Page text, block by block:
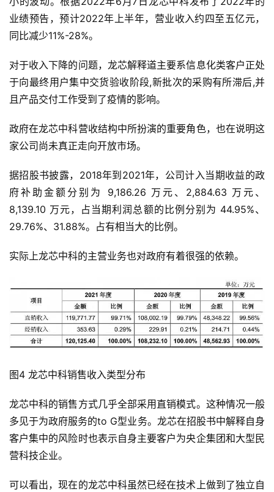
业绩预告，预计2022年上半年，营业收入约四至五亿元，
同比减少11%-28%。
对于收入下降的问题，龙芯解释道主要系信息化类客户正处
于向最终用户集中交货验收阶段,新批次的采购有所滞后,并
且产品交付工作受到了疫情的影响。
政府在龙芯中科营收结构中所扮演的重要角色，也在说明这
家公司尚未真正走向开放市场。
据招股书披露，2018年到2021年，公司计入当期收益的政
府补助金额分别为 9,186.26 万元、2,884.63 万元、
8,139.10 万元，占当期利润总额的比例分别为 44.95%、
29.76%、31.88%。占有相当大的比例。
实际上龙芯中科的主营业务也对政府有着很强的依赖。
图4 龙芯中科销售收入类型分布
龙芯中科的销售方式几乎全部采用直销模式。这种情况一般
多见于为政府服务的to G型业务。龙芯在招股书中解释自身
客户集中的风险时也表示自身主要客户为央企集团和大型民
营科技企业。
可以看出，现在的龙芯中科虽然已经在技术上做到了独立自